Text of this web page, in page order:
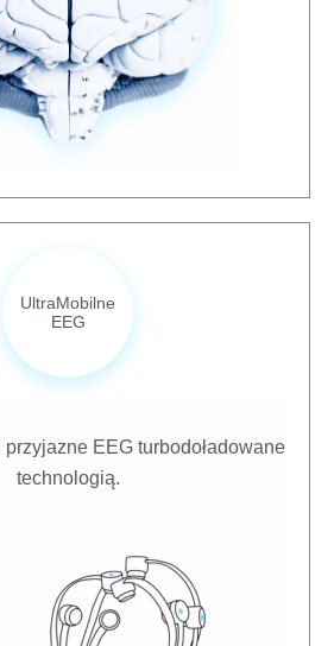
UltraMobilne
EEG
EEG turbodoładowane
technologią.